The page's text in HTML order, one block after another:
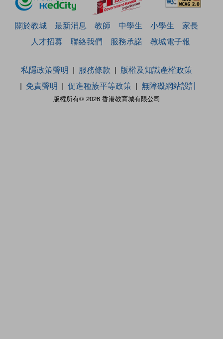
關於教城 最新消息 教師 中學生 小學生
家長
人才招募
聯絡我們 服務承諾 教城電子報
版權所有© 2026 香港教育城有限公司
私隱政策聲明 服務條款
版權及知識產權政策
免責聲明
促進種族平等政策 無障礙網站設計